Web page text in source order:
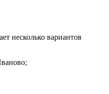
несколько вариантов